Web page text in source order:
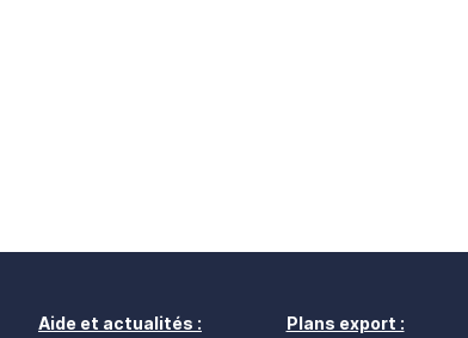
Aide et actualités : Plans export :